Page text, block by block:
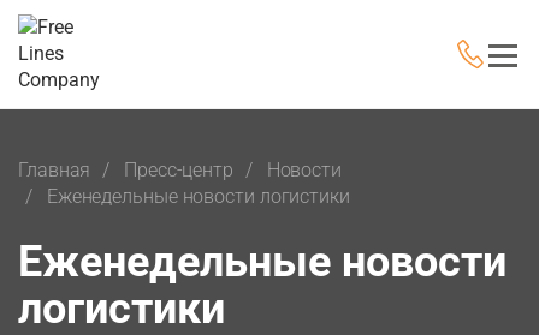
Главная Пресс-центр
Новости
Еженедельные новости логистики
Еженедельные новости
логистики